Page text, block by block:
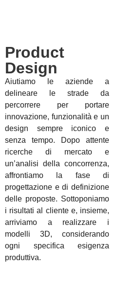
Product
Design
Aiutiamo le aziende a
delineare le strade da
percorrere per portare
innovazione, funzionalità e un
design sempre iconico e
senza tempo. Dopo attente
ricerche di mercato e
un’analisi della concorrenza,
affrontiamo la fase di
progettazione e di definizione
delle proposte. Sottoponiamo
i risultati al cliente e, insieme,
arriviamo a realizzare i
modelli 3D, considerando
ogni specifica esigenza
produttiva.